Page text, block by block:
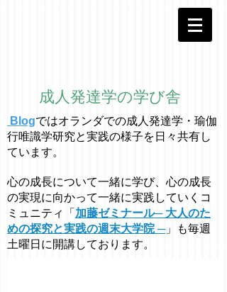
成人発達学の学び舎
Blogではオラ ンダでの成人発達学・ 瑜伽
行唯識学研究と実践の様子を日々共有し
ています。
心の成長について一緒に学び、心の成長
の実現に向かって一緒に実践していくコ
ミュニティ「 加藤ゼミナール─ 大人のた
めの探究と実践の週末大学院 ─」も毎週
土曜日に開講しております。